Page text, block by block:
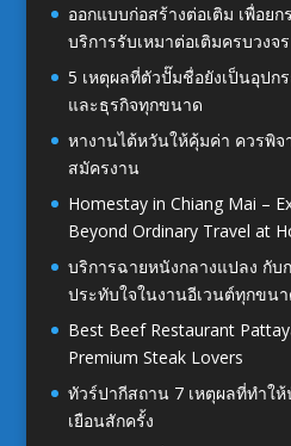
ออกแบบก่อสร้างต่อเติม เพื่อย
บริการรับเหมาต่อเติมครบวงจร
5 เหตุผลที่ตัวปั๊มชื่อยังเป็นอุป
และธุรกิจทุกขนาด
หางานไต้หวันให้คุ้มค่า ควรพิ
สมัครงาน
Homestay in Chiang Mai –
Beyond Ordinary Travel at
บริการฉายหนังกลางแปลง กั
ประทับใจในงานอีเวนต์ทุกขน
Best Beef Restaurant
Premium Steak Lovers
ทัวร์ปากีสถาน 7 เหตุผลที่ทำใ
เยือนสักครั้ง